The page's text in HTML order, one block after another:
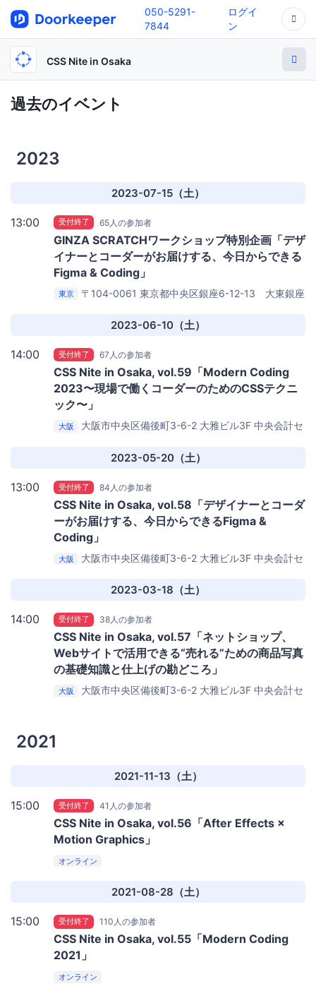
050-5291-
7844
ログイ
ン
CSS Nite in Osaka
過去のイベント
2023
2023-07-15（土）
13:00 受付終了 65人の参加者
GINZA SCRATCHワークショップ特別企画「デザ
イナーとコーダーがお届けする、今日からできる
Figma & Coding」
東京
〒104-0061 東京都中央区銀座6-12-13 大東銀座
2023-06-10（土）
14:00 受付終了 67人の参加者
CSS Nite in Osaka, vol.59「Modern Coding
2023〜現場で働くコーダーのためのCSSテクニ
ック〜」
大阪 大阪市中央区備後町3-6-2 大雅ビル3F 中央会計セ
2023-05-20（土）
13:00 受付終了 84人の参加者
CSS Nite in Osaka, vol.58「デザイナーとコーダ
ーがお届けする、今日からできるFigma &
Coding」
大阪 大阪市中央区備後町3-6-2 大雅ビル3F 中央会計セ
2023-03-18（土）
14:00 受付終了 38人の参加者
CSS Nite in Osaka, vol.57「ネットショップ、
Webサイトで活用できる“売れる”ための商品写真
の基礎知識と仕上げの勘どころ」
大阪 大阪市中央区備後町3-6-2 大雅ビル3F 中央会計セ
2021
2021-11-13（土）
15:00 受付終了 41人の参加者
CSS Nite in Osaka, vol.56「After Effects ×
Motion Graphics」
オンライン
2021-08-28（土）
15:00 受付終了 110人の参加者
CSS Nite in Osaka, vol.55「Modern Coding
2021」
オンライン